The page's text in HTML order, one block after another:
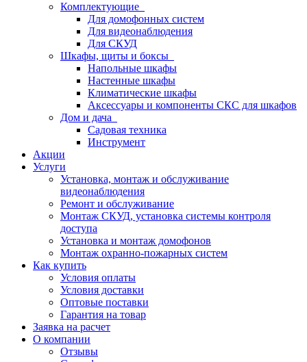
Комплектующие
Для домофонных систем
Для видеонаблюдения
Для СКУД
Шкафы, щиты и боксы
Напольные шкафы
Настенные шкафы
Климатические шкафы
Аксессуары и компоненты СКС для шкафов
Дом и дача
Садовая техника
Инструмент
Акции
Услуги
Установка, монтаж и обслуживание
видеонаблюдения
Ремонт и обслуживание
Монтаж СКУД, установка системы контроля
доступа
Установка и монтаж домофонов
Монтаж охранно-пожарных систем
Как купить
Условия оплаты
Условия доставки
Оптовые поставки
Гарантия на товар
Заявка на расчет
О компании
Отзывы